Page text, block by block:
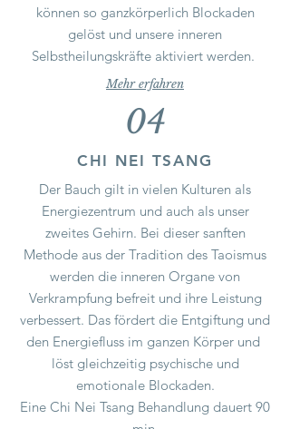
können so ganzkörperlich Blockaden
gelöst und unsere inneren
Selbstheilungskräfte aktiviert werden.
Mehr erfahren
04
CHI NEI TSANG
Der Bauch gilt in vielen Kulturen als
Energiezentrum und auch als unser
zweites Gehirn. Bei dieser sanften
Methode aus der Tradition des Taoismus
werden die inneren Organe von
Verkrampfung befreit und ihre Leistung
verbessert. Das fördert die Entgiftung und
den Energiefluss im ganzen Körper und
löst gleichzeitig psychische und
emotionale Blockaden.
Eine Chi Nei Tsang Behandlung dauert 90